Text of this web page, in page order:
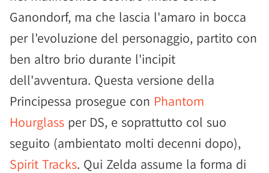
Ganondorf, ma che lascia l'amaro in bocca
per l'evoluzione del personaggio, partito con
ben altro brio durante l'incipit
dell'avventura. Questa versione della
Principessa prosegue con Phantom
Hourglass per DS, e soprattutto col suo
seguito (ambientato molti decenni dopo),
Spirit Tracks. Qui Zelda assume la forma di